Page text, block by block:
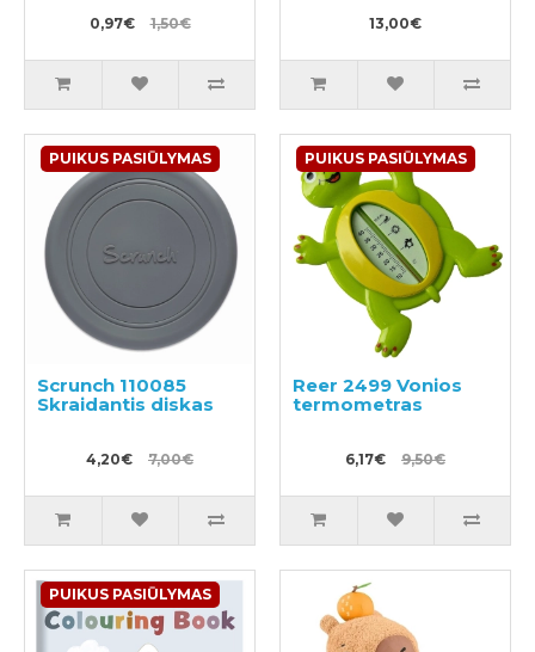
0,97€ 1,50€ 13,00€
PUIKUS PASIŪLYMAS
Scrunch 110085
Skraidantis diskas
4,20€ 7,00€
PUIKUS PASIŪLYMAS
Reer 2499 Vonios
termometras
6,17€ 9,50€
PUIKUS PASIŪLYMAS